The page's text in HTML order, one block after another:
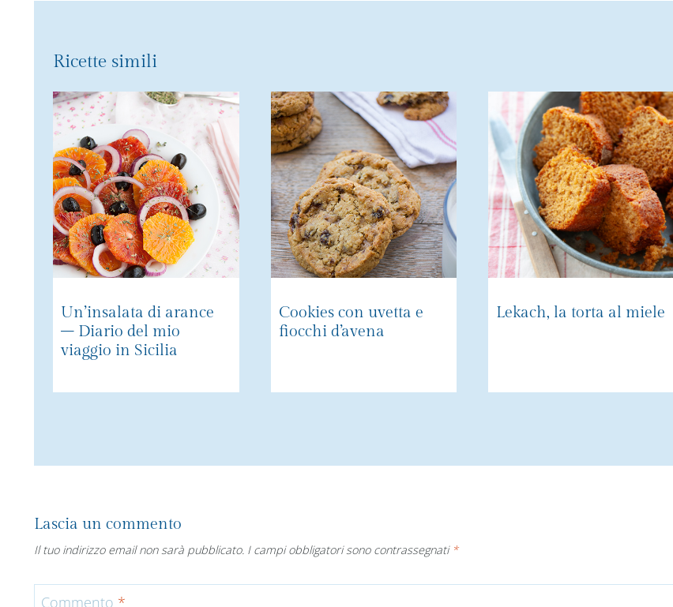
Ricette simili
Un’insalata di arance
– Diario del mio
viaggio in Sicilia
Cookies con uvetta e
fiocchi d’avena
Lekach, la torta al miele
Lascia un commento
Il tuo indirizzo email non sarà pubblicato. I campi obbligatori sono contrassegnati *
Commento *